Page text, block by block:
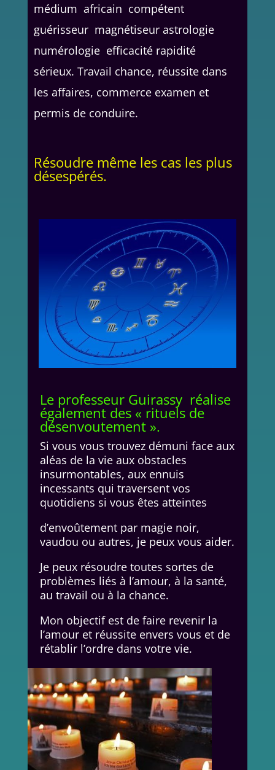
médium africain compétent
guérisseur magnétiseur astrologie
numérologie efficacité rapidité
sérieux. Travail chance, réussite dans
les affaires, commerce examen et
permis de conduire.
Résoudre même les cas les plus
désespérés.
Le professeur Guirassy réalise
également des « rituels de
désenvoutement ».
Si vous vous trouvez démuni face aux
aléas de la vie aux obstacles
insurmontables, aux ennuis
incessants qui traversent vos
quotidiens si vous êtes atteintes
d’envoûtement par magie noir,
vaudou ou autres, je peux vous aider.
Je peux résoudre toutes sortes de
problèmes liés à l’amour, à la santé,
au travail ou à la chance.
Mon objectif est de faire revenir la
l’amour et réussite envers vous et de
rétablir l’ordre dans votre vie.